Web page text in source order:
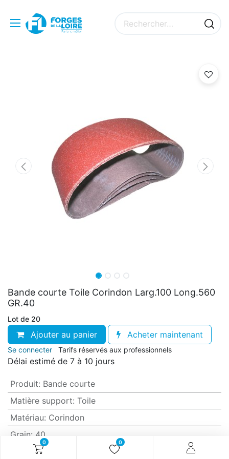
0 0
Bande courte Toile Corindon Larg.100 Long.560
GR.40
Lot de 20
Ajouter au panier Acheter maintenant
Se connecter Tarifs réservés aux professionnels
Délai estimé de 7 à 10 jours
Produit: Bande courte
Matière support: Toile
Matériau: Corindon
Grain: 40
Anti-encrassement
Non (standard)